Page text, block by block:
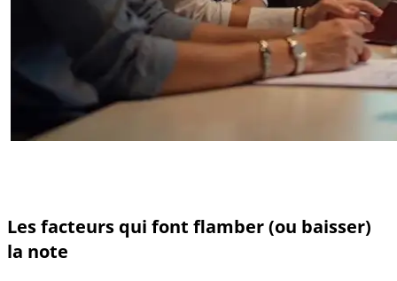
Les facteurs qui font flamber (ou baisser)
la note